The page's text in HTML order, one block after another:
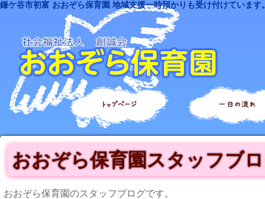
鎌ケ谷市初富 おおぞら保育園 地域支援一時預かりも受け付けています
トップページ 一日の流れ
おおぞら保育園スタッフブ
おおぞら保育園のスタッフブログです。